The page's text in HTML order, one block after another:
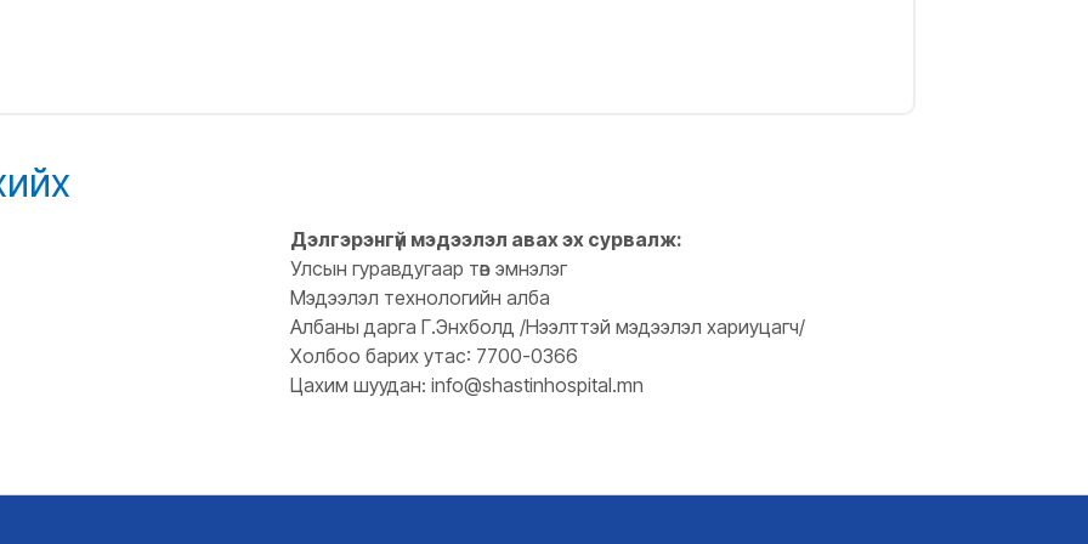
Дэлгэрэнгүй мэдээлэл авах эх сурвалж:
Улсын гуравдугаар төв эмнэлэг
Мэдээлэл технологийн алба
Албаны дарга Г.Энхболд /Нээлттэй мэдээлэл хариуцагч/
Холбоо барих утас: 7700-0366
Цахим шуудан: info@shastinhospital.mn